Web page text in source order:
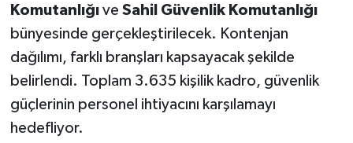
Komutanlığıve Sahil Güvenlik Komutanlığı
bünyesinde gerçekleştirilecek. Kontenjan
dağılımı, farklı branşları kapsayacak şekilde
belirlendi. Toplam 3.635 kişilik kadro, güvenlik
güçlerinin personel ihtiyacını karşılamayı
hedefliyor.